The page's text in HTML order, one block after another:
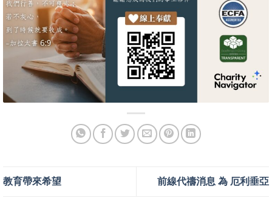
教育帶來希望 前線代禱消息 為 厄利垂亞